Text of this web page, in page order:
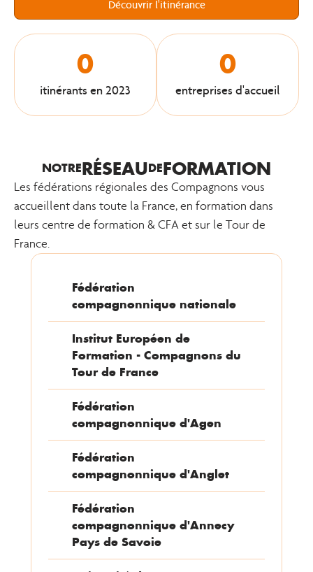
Découvrir l'itinérance
itinérants en 2023
0
entreprises d'accueil
0
NOTRERÉSEAUDEFORMATION
Les fédérations régionales des Compagnons vous
accueillent dans toute la France, en formation dans
leurs centre de formation & CFA et sur le Tour de
France.
Fédération
compagnonnique nationale
Institut Européen de
Formation - Compagnons du
Tour de France
Fédération
compagnonnique d'Agen
Fédération
compagnonnique d'Anglet
Fédération
compagnonnique d'Annecy
Pays de Savoie